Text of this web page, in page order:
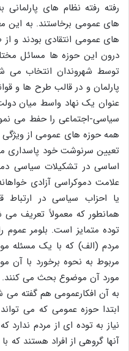
رفته رفته نظام های
های عمومی برخاستند. به این
های عمومی انتقادی بودند و
درون این حوزه ها مسائل
توسط شهروندان انتخاب می
پارلمان و در قالب طرح ها و
عنوان یک نهاد واسط میان
همه حوزه های عمومی از
تعیین سرنوشت خود پاسداری
اساسی در تشکیلات سیاسی
علامت دموکراسی آزادی
همانطور که معمولاً تعریف
توده متمایز است. بلومر عموم
مردم (الف) که با یک مسئله
مربوط به نحوه برخورد با آن
مورد آن موضوع بحث می کنند.
به آن افکارعمومی هم گفته می
ابتدا حوزه عمومی که می
نیاز به توده ای از مردم
آنها گروهی از افراد هستند که